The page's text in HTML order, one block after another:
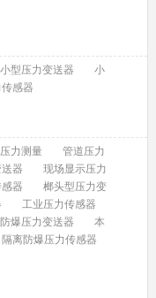
小型压力变送器
小
感器
力测量
管道压力
器
现场显示压力
器
榔头型压力变
工业压力传感器
爆压力变送器
本
隔离防爆压力传感器